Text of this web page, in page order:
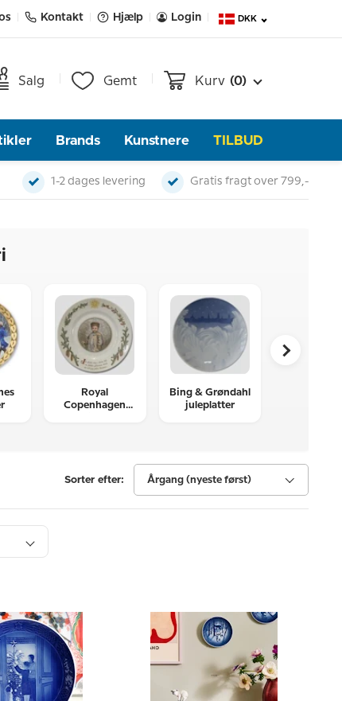
Kontakt Hjælp Login DKK
Salg Gemt Kurv (0)
Brands Kunstnere TILBUD
1-2 dages levering Gratis fragt over 799,-
Royal
Copenhagen
Bing & Grøndahl
juleplatter
Sorter efter: Årgang (nyeste først)